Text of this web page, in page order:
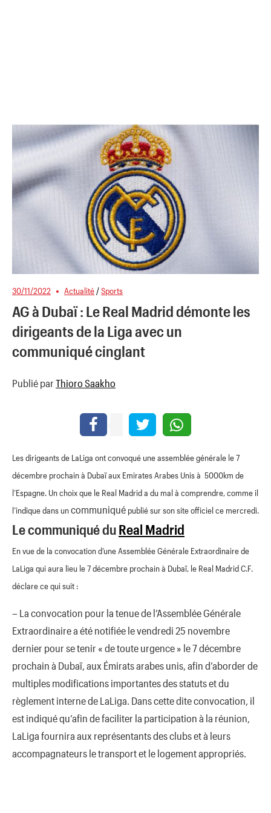
30/11/2022 Actualité /Sports
AG à Dubaï : Le Real Madrid démonte les
dirigeants de la Liga avec un
communiqué cinglant
Publié par Thioro Saakho
Les dirigeants de LaLiga ont convoqué une assemblée générale le 7
décembre prochain à Dubaï aux Emirates Arabes Unis à 5000km de
l’Espagne. Un choix que le Real Madrid a du mal à comprendre, comme il
l’indique dans uncommuniqué publié sur son site officiel ce mercredi.
Le communiqué du Real Madrid
En vue de la convocation d’une Assemblée Générale Extraordinaire de
LaLiga qui aura lieu le 7 décembre prochain à Dubaï, le Real Madrid C.F.
déclare ce qui suit :
– La convocation pour la tenue de l’Assemblée Générale
Extraordinaire a été notifiée le vendredi 25 novembre
dernier pour se tenir « de toute urgence » le 7 décembre
prochain à Dubaï, aux Émirats arabes unis, afin d’aborder de
multiples modifications importantes des statuts et du
règlement interne de LaLiga. Dans cette dite convocation, il
est indiqué qu’afin de faciliter la participation à la réunion,
LaLiga fournira aux représentants des clubs et à leurs
accompagnateurs le transport et le logement appropriés.